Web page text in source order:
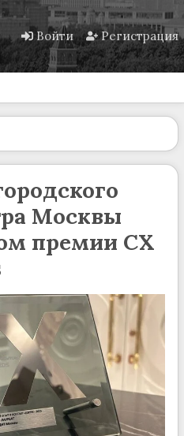
Войти Регистрация
Москвы
премии CX